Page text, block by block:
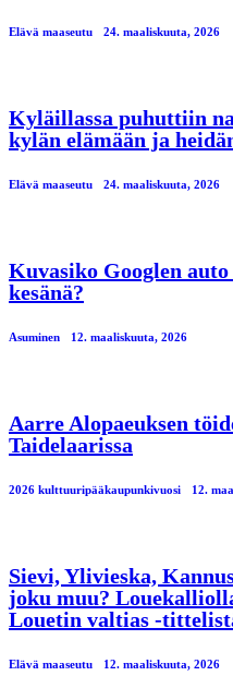
Elävä maaseutu 24. maaliskuuta, 2026
Kyläillassa puhuttiin
kylän elämään ja
Elävä maaseutu 24. maaliskuuta, 2026
Kuvasiko Googlen
kesänä?
Asuminen 12. maaliskuuta, 2026
Aarre Alopaeuksen
Taidelaarissa
2026 kulttuuripääkaupunkivuosi 12.
Sievi, Ylivieska,
joku muu?
Louetin valtias -
Elävä maaseutu 12. maaliskuuta, 2026